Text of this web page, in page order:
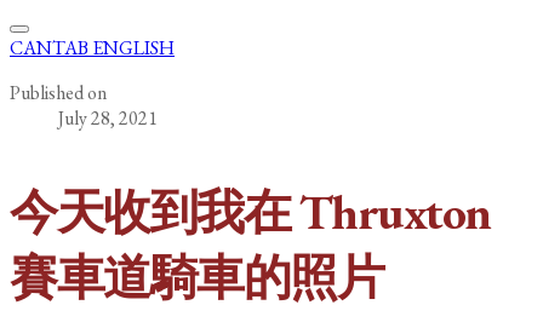
CANTAB ENGLISH
Published on
July 28, 2021
今天收到我在 Thruxton
賽車道騎車的照片